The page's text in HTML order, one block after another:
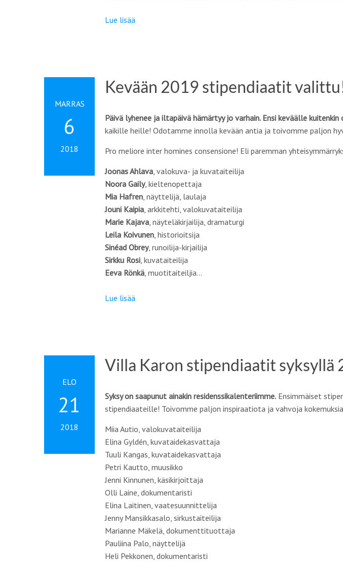
Lue lisää
MARRAS
6
2018
Kevään 2019 stipendiaatit
Päivä lyhenee ja iltapäivä hämärtyy jo varhain. Ensi keväälle
kaikille heille! Odotamme innolla kevään antia ja toivomme paljon
Pro meliore inter homines consensione! Eli paremman
Joonas Ahlava, valokuva- ja kuvataiteilija
Noora Gaily, kieltenopettaja
Mia Hafren, näyttelijä, laulaja
Jouni Kaipia, arkkitehti, valokuvataiteilija
Marie Kajava, näyteläkirjailija, dramaturgi
Leila Koivunen, historioitsija
Sinéad Obrey, runoilija-kirjailija
Sirkku Rosi, kuvataiteilija
Eeva Rönkä, muotitaiteiljia…
Lue lisää
ELO
21
2018
Villa Karon stipendiaatit syksyllä
Syksy on saapunut ainakin residenssikalenteriimme. Ensimmäiset
stipendiaateille! Toivomme paljon inspiraatiota ja vahvoja
Miia Autio, valokuvataiteilija
Elina Gyldén, kuvataidekasvattaja
Tuuli Kangas, kuvataidekasvattaja
Petri Kautto, muusikko
Jenni Kinnunen, käsikirjoittaja
Olli Laine, dokumentaristi
Elina Laitinen, vaatesuunnittelija
Jenny Mansikkasalo, sirkustaiteilija
Marianne Mäkelä, dokumenttituottaja
Pauliina Palo, näyttelijä
Heli Pekkonen, dokumentaristi